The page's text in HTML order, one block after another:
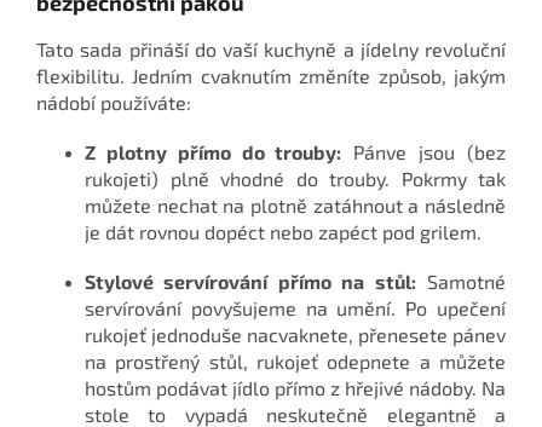
Tato sada přináší do vaší kuchyně a jídelny revoluční
flexibilitu. Jedním cvaknutím změníte způsob, jakým
nádobí používáte:
Z plotny přímo do trouby: Pánve jsou (bez
rukojeti) plně vhodné do trouby. Pokrmy tak
můžete nechat na plotně zatáhnout a následně
je dát rovnou dopéct nebo zapéct pod grilem.
Stylové servírování přímo na stůl: Samotné
servírování povyšujeme na umění. Po upečení
rukojeť jednoduše nacvaknete, přenesete pánev
na prostřený stůl, rukojeť odepnete a můžete
hostům podávat jídlo přímo z hřejivé nádoby. Na
stole to vypadá neskutečně elegantně a